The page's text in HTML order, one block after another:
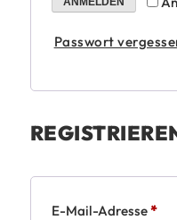
Passwort
E-Mail-Adresse*